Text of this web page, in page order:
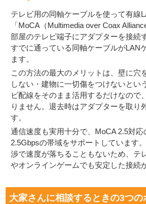
テレビ用の同軸ケーブルを使って有線
「MoCA（Multimedia over Coax
部屋のテレビ端子にアダプターを接続
すでに通っている同軸ケーブルがLAN
ます。
この方法の最大のメリットは、壁に穴
しない・建物に一切傷をつけないとい
ビ配線をそのまま活用するだけなので
りません。退去時はアダプターを取り
す。
通信速度も実用十分で、MoCA 2.5対
2.5Gbpsの帯域をサポートしています
渉で速度が落ちることもないため、テ
やオンラインゲームでも安定した接続
大家さんに相談するときの3つの